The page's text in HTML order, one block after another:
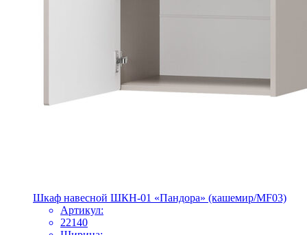
Шкаф навесной ШКН-01 «Пандора» (кашемир/MF03)
Артикул:
22140